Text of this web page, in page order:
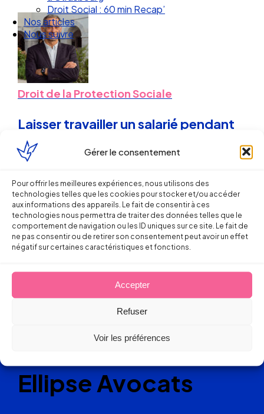
Gérer le consentement
Pour offrir les meilleures expériences, nous utilisons des
technologies telles que les cookies pour stocker et/ou accéder
aux informations des appareils. Le fait de consentir à ces
technologies nous permettra de traiter des données telles que le
comportement de navigation ou les ID uniques sur ce site. Le fait de
ne pas consentir ou de retirer son consentement peut avoir un effet
négatif sur certaines caractéristiques et fonctions.
Accepter
Refuser
Voir les préférences
Droit Social : 60 min Recap’
Nos articles
Nous suivre
Droit de la Protection Sociale
Laisser travailler un salarié pendant
un arrêt de travail peut coûter cher !
3 décembre 2012
Ellipse Avocats